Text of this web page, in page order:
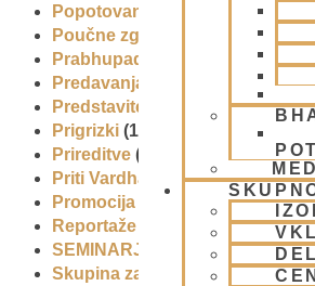
Popotovanja
Poučne zgodbe in nauki
(8)
Prabhupadovi učenci in ostali
Predavanja
Predstavitev
Prigrizki (1)
Prireditve (7)
Priti Vardhana das(1)
Promocija in izobrazevanje(3)
Reportaže
SEMINARJI IN TEČAJ (5)
Skupina za podporo družinam